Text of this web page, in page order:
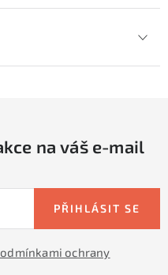
na váš e-mail
ochrany
PŘIHLÁSIT SE